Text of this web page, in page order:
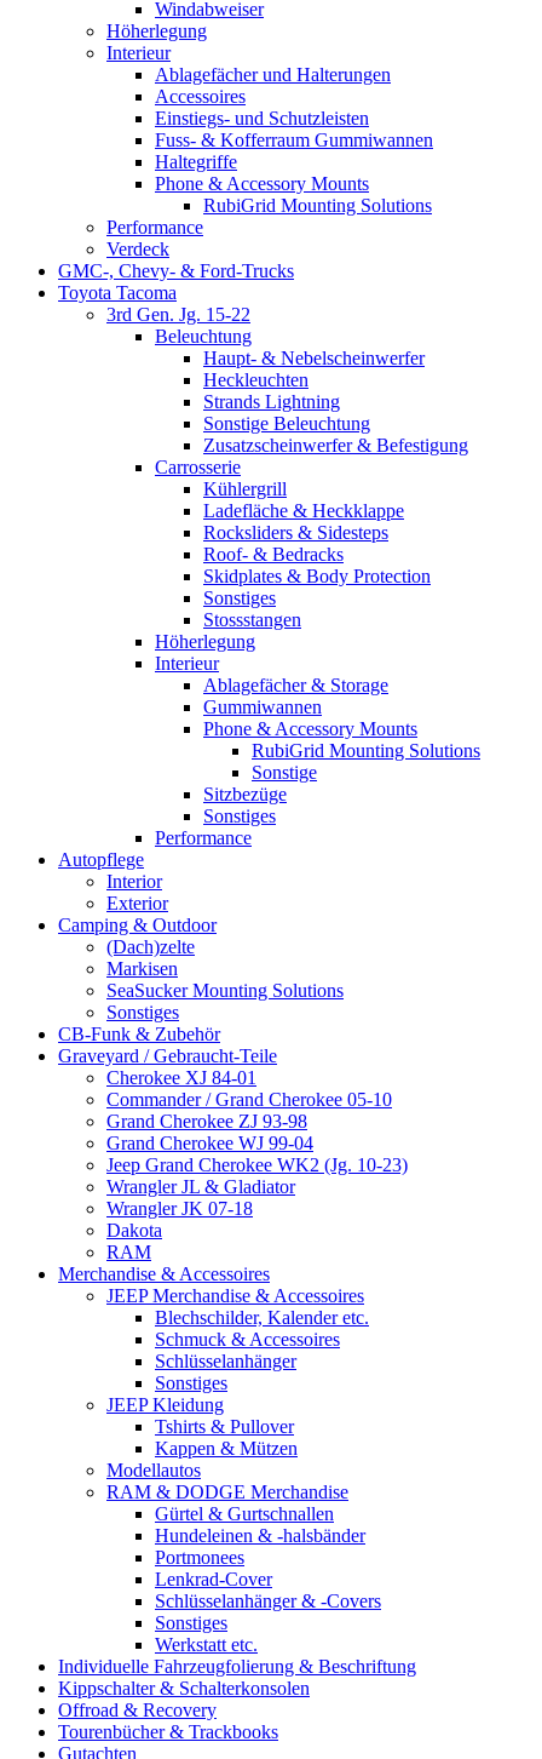
Windabweiser
Höherlegung
Interieur
Ablagefächer und Halterungen
Accessoires
Einstiegs- und Schutzleisten
Fuss- & Kofferraum Gummiwannen
Haltegriffe
Phone & Accessory Mounts
RubiGrid Mounting Solutions
Performance
Verdeck
GMC-, Chevy- & Ford-Trucks
Toyota Tacoma
3rd Gen. Jg. 15-22
Beleuchtung
Haupt- & Nebelscheinwerfer
Heckleuchten
Strands Lightning
Sonstige Beleuchtung
Zusatzscheinwerfer & Befestigung
Carrosserie
Kühlergrill
Ladefläche & Heckklappe
Rocksliders & Sidesteps
Roof- & Bedracks
Skidplates & Body Protection
Sonstiges
Stossstangen
Höherlegung
Interieur
Ablagefächer & Storage
Gummiwannen
Phone & Accessory Mounts
RubiGrid Mounting Solutions
Sonstige
Sitzbezüge
Sonstiges
Performance
Autopflege
Interior
Exterior
Camping & Outdoor
(Dach)zelte
Markisen
SeaSucker Mounting Solutions
Sonstiges
CB-Funk & Zubehör
Graveyard / Gebraucht-Teile
Cherokee XJ 84-01
Commander / Grand Cherokee 05-10
Grand Cherokee ZJ 93-98
Grand Cherokee WJ 99-04
Jeep Grand Cherokee WK2 (Jg. 10-23)
Wrangler JL & Gladiator
Wrangler JK 07-18
Dakota
RAM
Merchandise & Accessoires
JEEP Merchandise & Accessoires
Blechschilder, Kalender etc.
Schmuck & Accessoires
Schlüsselanhänger
Sonstiges
JEEP Kleidung
Tshirts & Pullover
Kappen & Mützen
Modellautos
RAM & DODGE Merchandise
Gürtel & Gurtschnallen
Hundeleinen & -halsbänder
Portmonees
Lenkrad-Cover
Schlüsselanhänger & -Covers
Sonstiges
Werkstatt etc.
Individuelle Fahrzeugfolierung & Beschriftung
Kippschalter & Schalterkonsolen
Offroad & Recovery
Tourenbücher & Trackbooks
Gutachten